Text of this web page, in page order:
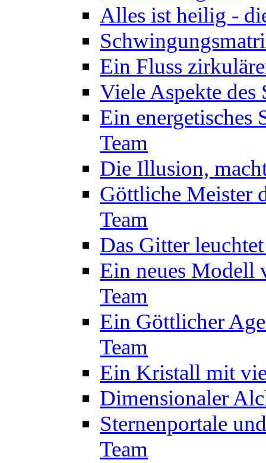
Alles ist heilig -
Ein Fluss
Viele Aspekte des
Ein energetisches
Team
Die Illusion,
Göttliche Meister
Team
Das Gitter
Ein neues Modell
Team
Ein Göttlicher
Team
Ein Kristall mit
Dimensionaler
Sternenportale
Team